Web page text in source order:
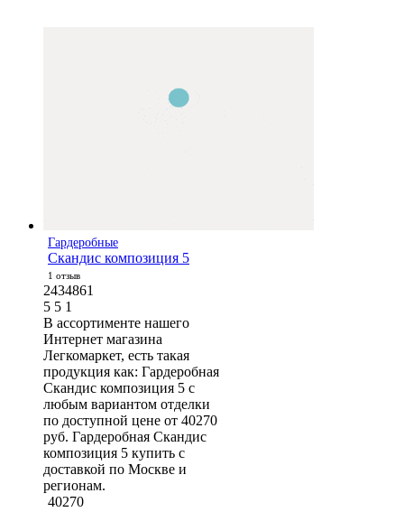
Гардеробные
Скандис композиция 5
1 отзыв
2434861
5 5 1
В ассортименте нашего
Интернет магазина
Легкомаркет, есть такая
продукция как: Гардеробная
Скандис композиция 5 с
любым вариантом отделки
по доступной цене от 40270
руб. Гардеробная Скандис
композиция 5 купить с
доставкой по Москве и
регионам.
40270